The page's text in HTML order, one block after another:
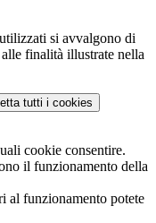
si avvalgono di
finalità illustrate nella
tutti i cookies
cookie consentire.
il funzionamento della
al funzionamento potete